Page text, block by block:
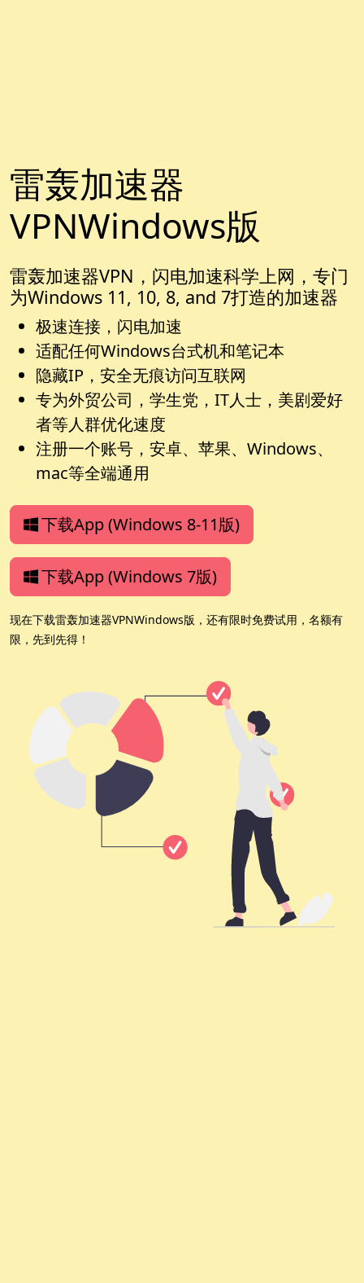
雷轰加速器
VPNWindows版
雷轰加速器VPN，闪电加速科学上网，专门
为Windows 11, 10, 8, and 7打造的加速器
极速连接，闪电加速
适配任何Windows台式机和笔记本
隐藏IP，安全无痕访问互联网
专为外贸公司，学生党，IT人士，美剧爱好
者等人群优化速度
注册一个账号，安卓、苹果、Windows、
mac等全端通用
下载App (Windows 8-11版)
下载App (Windows 7版)
现在下载雷轰加速器VPNWindows版，还有限时免费试用，名额有
限，先到先得！